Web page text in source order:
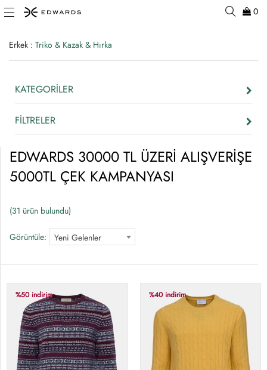
0
Erkek : Triko & Kazak & Hırka
KATEGORİLER
FİLTRELER
EDWARDS 30000 TL ÜZERİ ALIŞVERİŞE
5000TL ÇEK KAMPANYASI
(31 ürün bulundu)
Görüntüle: Yeni Gelenler
%50 indirim %40 indirim